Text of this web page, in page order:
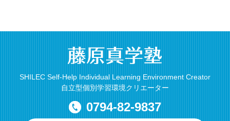
SHILEC Self-Help Individual Learning Environment Creator
自立型個別学習環境クリエーター
0794-82-9837